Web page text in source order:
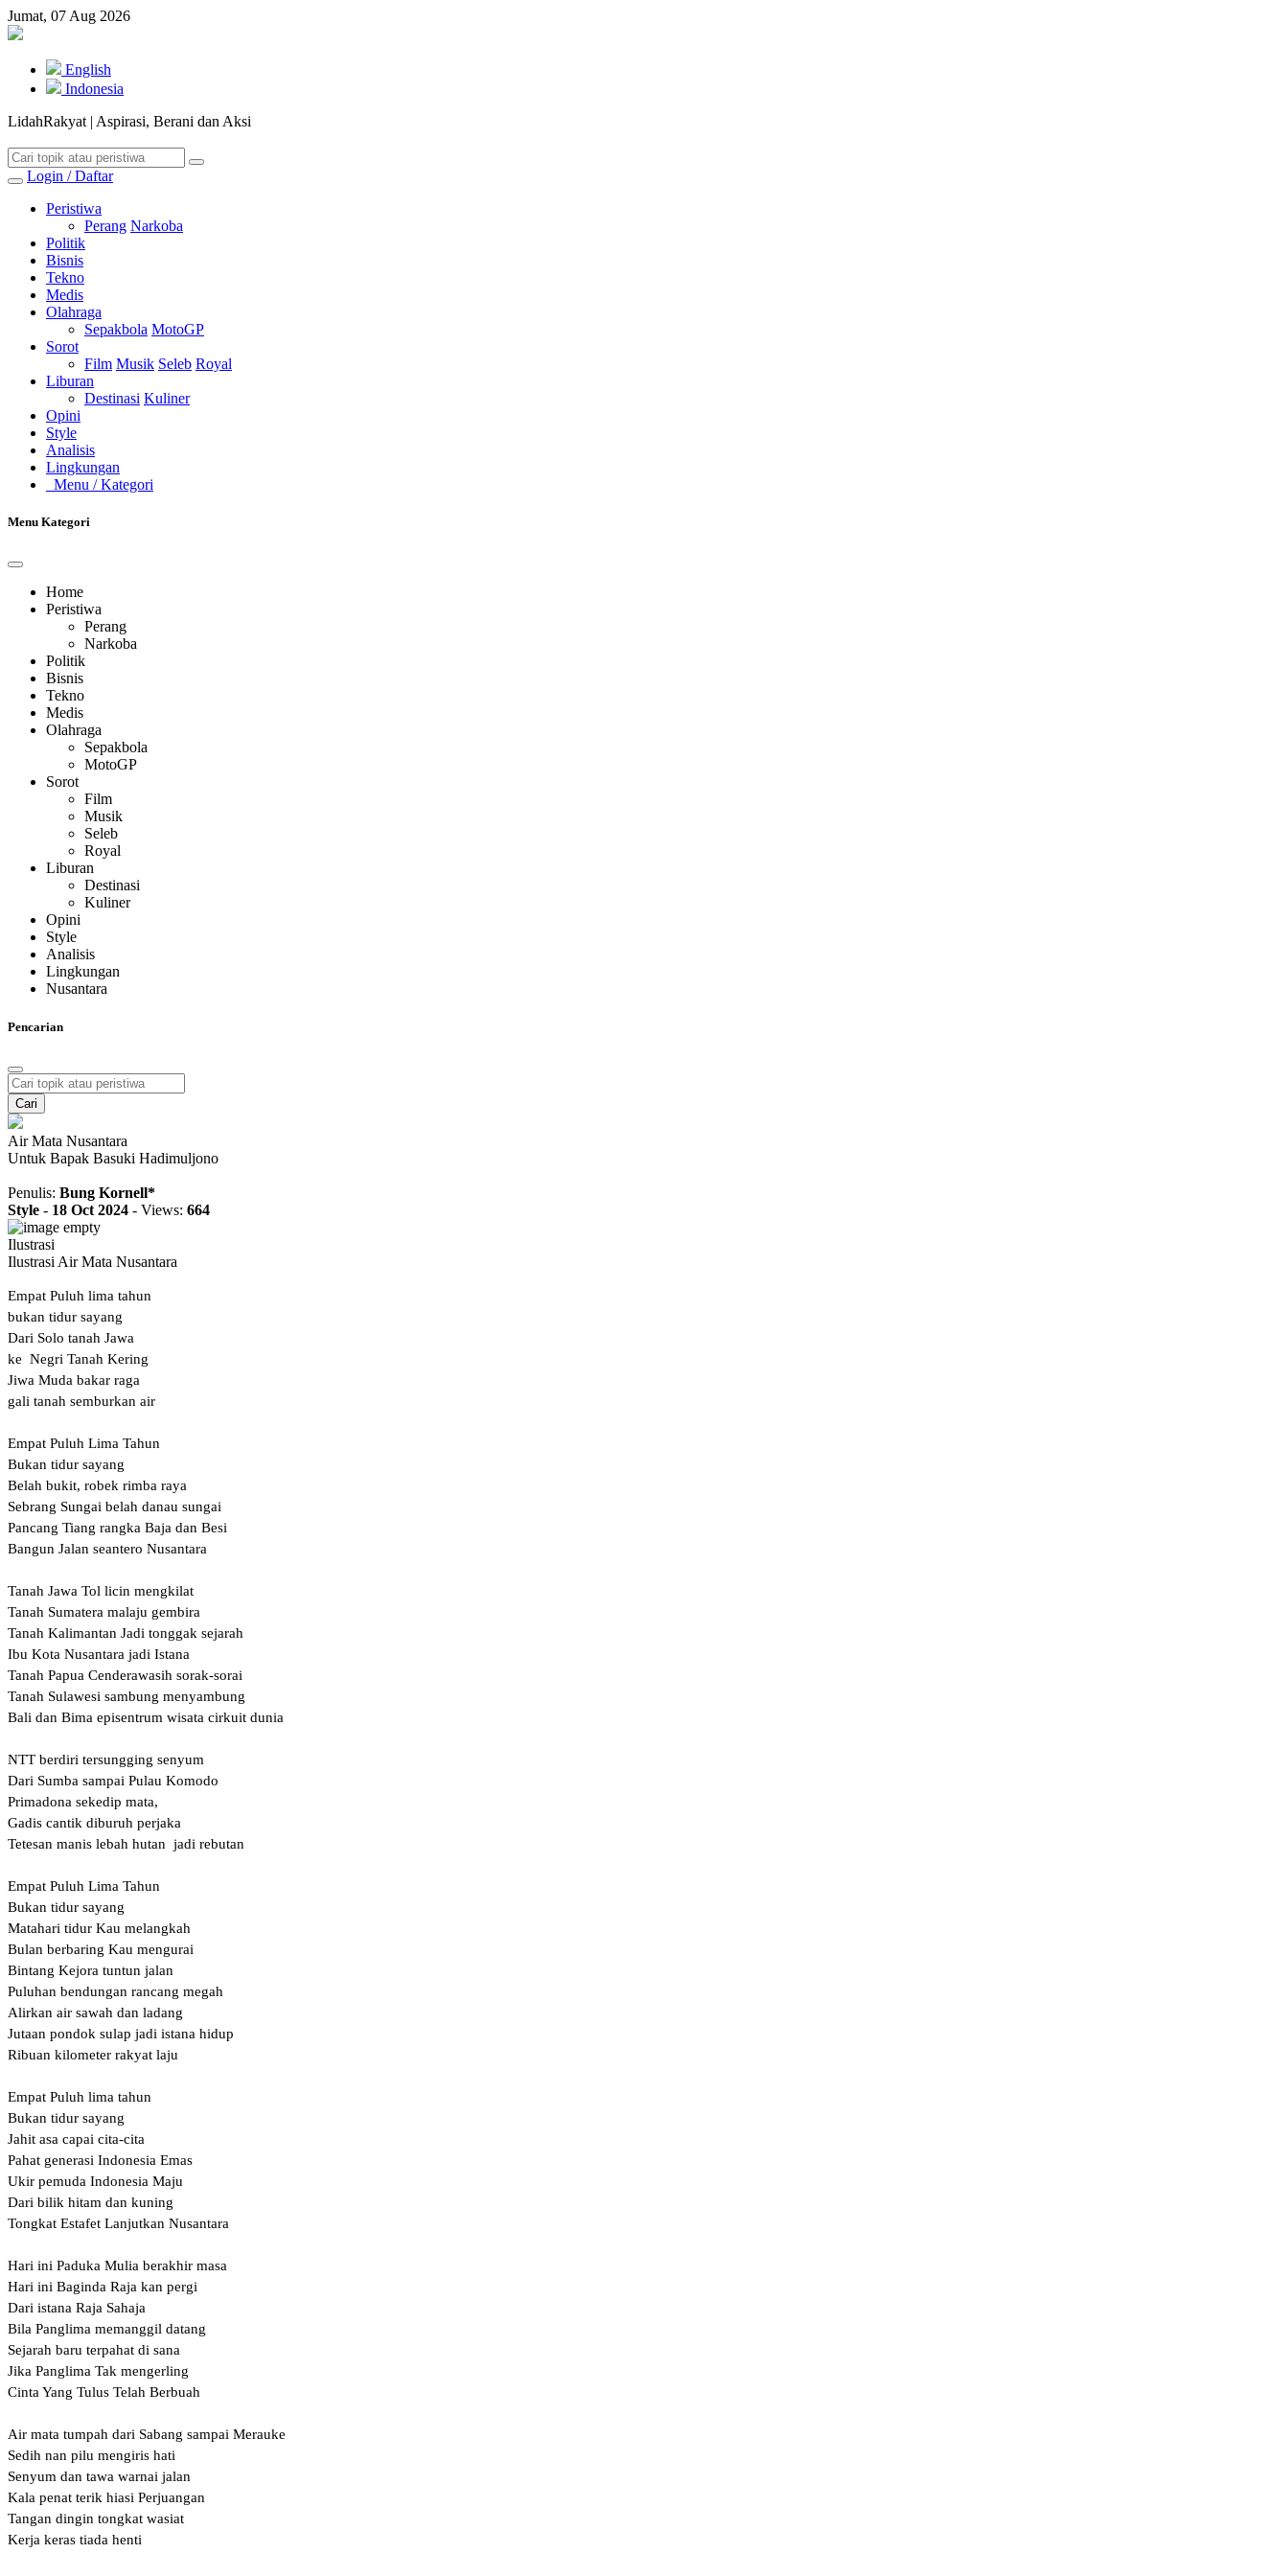
Jumat, 07 Aug 2026
English
Indonesia
LidahRakyat | Aspirasi, Berani dan Aksi
Login / Daftar
Peristiwa
Perang Narkoba
Politik
Bisnis
Tekno
Medis
Olahraga
Sepakbola MotoGP
Sorot
Film Musik Seleb Royal
Liburan
Destinasi Kuliner
Opini
Style
Analisis
Lingkungan
Menu / Kategori
Menu Kategori
Home
Peristiwa
Perang
Narkoba
Politik
Bisnis
Tekno
Medis
Olahraga
Sepakbola
MotoGP
Sorot
Film
Musik
Seleb
Royal
Liburan
Destinasi
Kuliner
Opini
Style
Analisis
Lingkungan
Nusantara
Pencarian
Cari
Air Mata Nusantara
Untuk Bapak Basuki Hadimuljono
Penulis: Bung Kornell*
Style - 18 Oct 2024 - Views: 664
Ilustrasi
Ilustrasi Air Mata Nusantara
Empat Puluh lima tahun
bukan tidur sayang
Dari Solo tanah Jawa
ke Negri Tanah Kering
Jiwa Muda bakar raga
gali tanah semburkan air
Empat Puluh Lima Tahun
Bukan tidur sayang
Belah bukit, robek rimba raya
Sebrang Sungai belah danau sungai
Pancang Tiang rangka Baja dan Besi
Bangun Jalan seantero Nusantara
Tanah Jawa Tol licin mengkilat
Tanah Sumatera malaju gembira
Tanah Kalimantan Jadi tonggak sejarah
Ibu Kota Nusantara jadi Istana
Tanah Papua Cenderawasih sorak-sorai
Tanah Sulawesi sambung menyambung
Bali dan Bima episentrum wisata cirkuit dunia
NTT berdiri tersungging senyum
Dari Sumba sampai Pulau Komodo
Primadona sekedip mata,
Gadis cantik diburuh perjaka
Tetesan manis lebah hutan jadi rebutan
Empat Puluh Lima Tahun
Bukan tidur sayang
Matahari tidur Kau melangkah
Bulan berbaring Kau mengurai
Bintang Kejora tuntun jalan
Puluhan bendungan rancang megah
Alirkan air sawah dan ladang
Jutaan pondok sulap jadi istana hidup
Ribuan kilometer rakyat laju
Empat Puluh lima tahun
Bukan tidur sayang
Jahit asa capai cita-cita
Pahat generasi Indonesia Emas
Ukir pemuda Indonesia Maju
Dari bilik hitam dan kuning
Tongkat Estafet Lanjutkan Nusantara
Hari ini Paduka Mulia berakhir masa
Hari ini Baginda Raja kan pergi
Dari istana Raja Sahaja
Bila Panglima memanggil datang
Sejarah baru terpahat di sana
Jika Panglima Tak mengerling
Cinta Yang Tulus Telah Berbuah
Air mata tumpah dari Sabang sampai Merauke
Sedih nan pilu mengiris hati
Senyum dan tawa warnai jalan
Kala penat terik hiasi Perjuangan
Tangan dingin tongkat wasiat
Kerja keras tiada henti